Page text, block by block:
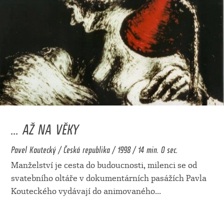
... AŽ NA VĚKY
Pavel Koutecký / Česká republika / 1998 / 14 min. 0 sec.
Manželství je cesta do budoucnosti, milenci se od
svatebního oltáře v dokumentárních pasážích Pavla
Kouteckého vydávají do animovaného...